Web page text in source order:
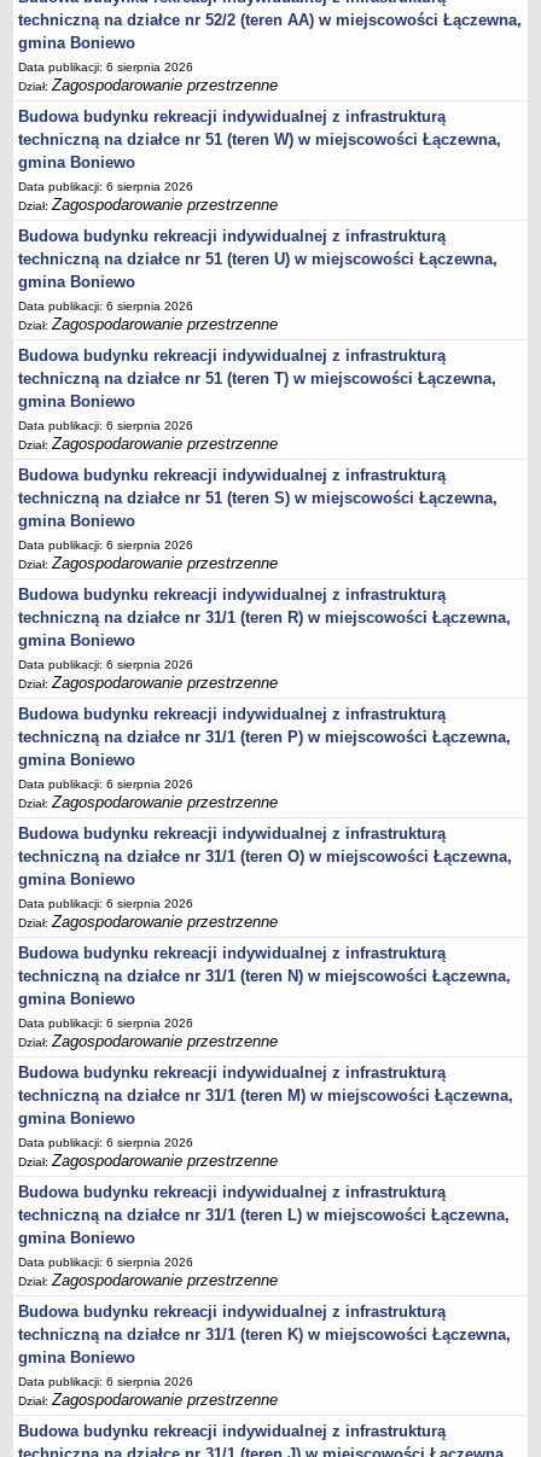
Plan postępowań w 2021 roku
Plan postępowań o udzielenie zamówień w 2020 roku
Plan postępowań o udzielenie zamówień na 2019
Plan postępowań o udzielenie zamówień w 2018 roku
Plan postępowań o udzielenie zamówień w 2017 roku
Dług publiczny, Pomoc publiczna
Realizacja inwestycji
przetargi
Konkursy
elektronizacja zamówień publicznych
zamówienia do 170 000 PLN
PRAWO LOKALNE
Statut
Uchwały
Projekty uchwał
Zarządzenia
Protokoły
Opłaty i podatki
Zagospodarowanie przestrzenne
Obwieszczenia,Zawiadomienia, sprawozdania ochrony środowiska
Decyzje o środowiskowych uwarunkowaniach
REWITALIZACJA GMINY BONIEWO
PPWOW
Aktualności
konkursy
Podręcznik PPWOW
Plan działania
Strategia Rozwiązywania Problemów Społecznych
Lista osób kluczowych
Lista aktywności społecznych
Lista lokalnych liderów
Podmioty uprawnione do świadczenia usług integracji społecznej
Podmioty realizujące usługi integracji społecznej w 2009
Wykaz usług społecznych
Plan utrwalania rezultatów
FUNDUSZ WSPARCIA
MIENIE KOMUNALNE
2006
2007
2008
2010
2009
POMOC PUBLICZNA
PUBLICZNIE DOSTĘPNY WYKAZ DANYCH ZAWIERAJĄCYCH INFORMACJE O
ŚRODOWISKU I JEGO OCHRONIE
Pliki do pobrania
Udostepnianie informacji o środowisku
Informacja o wykazie
techniczną na działce nr 52/2 (teren AA) w miejscowości Łączewna,
gmina Boniewo
Data publikacji: 6 sierpnia 2026
Dział:Zagospodarowanie przestrzenne
Budowa budynku rekreacji indywidualnej z infrastrukturą
techniczną na działce nr 51 (teren W) w miejscowości Łączewna,
gmina Boniewo
Data publikacji: 6 sierpnia 2026
Dział:Zagospodarowanie przestrzenne
Budowa budynku rekreacji indywidualnej z infrastrukturą
techniczną na działce nr 51 (teren U) w miejscowości Łączewna,
gmina Boniewo
Data publikacji: 6 sierpnia 2026
Dział:Zagospodarowanie przestrzenne
Budowa budynku rekreacji indywidualnej z infrastrukturą
techniczną na działce nr 51 (teren T) w miejscowości Łączewna,
gmina Boniewo
Data publikacji: 6 sierpnia 2026
Dział:Zagospodarowanie przestrzenne
Budowa budynku rekreacji indywidualnej z infrastrukturą
techniczną na działce nr 51 (teren S) w miejscowości Łączewna,
gmina Boniewo
Data publikacji: 6 sierpnia 2026
Dział:Zagospodarowanie przestrzenne
Budowa budynku rekreacji indywidualnej z infrastrukturą
techniczną na działce nr 31/1 (teren R) w miejscowości Łączewna,
gmina Boniewo
Data publikacji: 6 sierpnia 2026
Dział:Zagospodarowanie przestrzenne
Budowa budynku rekreacji indywidualnej z infrastrukturą
techniczną na działce nr 31/1 (teren P) w miejscowości Łączewna,
gmina Boniewo
Data publikacji: 6 sierpnia 2026
Dział:Zagospodarowanie przestrzenne
Budowa budynku rekreacji indywidualnej z infrastrukturą
techniczną na działce nr 31/1 (teren O) w miejscowości Łączewna,
gmina Boniewo
Data publikacji: 6 sierpnia 2026
Dział:Zagospodarowanie przestrzenne
Budowa budynku rekreacji indywidualnej z infrastrukturą
techniczną na działce nr 31/1 (teren N) w miejscowości Łączewna,
gmina Boniewo
Data publikacji: 6 sierpnia 2026
Dział:Zagospodarowanie przestrzenne
Budowa budynku rekreacji indywidualnej z infrastrukturą
techniczną na działce nr 31/1 (teren M) w miejscowości Łączewna,
gmina Boniewo
Data publikacji: 6 sierpnia 2026
Dział:Zagospodarowanie przestrzenne
Budowa budynku rekreacji indywidualnej z infrastrukturą
techniczną na działce nr 31/1 (teren L) w miejscowości Łączewna,
gmina Boniewo
Data publikacji: 6 sierpnia 2026
Dział:Zagospodarowanie przestrzenne
Budowa budynku rekreacji indywidualnej z infrastrukturą
techniczną na działce nr 31/1 (teren K) w miejscowości Łączewna,
gmina Boniewo
Data publikacji: 6 sierpnia 2026
Dział:Zagospodarowanie przestrzenne
Budowa budynku rekreacji indywidualnej z infrastrukturą